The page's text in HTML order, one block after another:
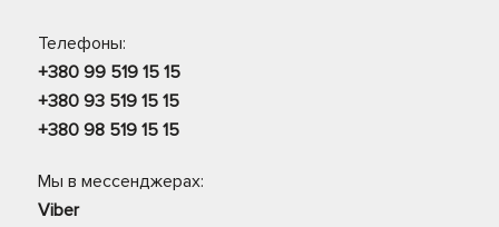
Телефоны:
+380 99 519 15 15
+380 93 519 15 15
+380 98 519 15 15
Мы в мессенджерах:
Viber